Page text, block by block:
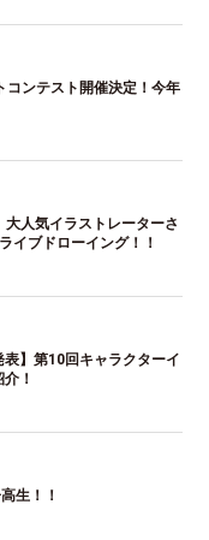
コンテスト開催決定！今年
大人気イラストレーターさ
イブドローイング！！
表】第10回キャラクターイ
！
生！！